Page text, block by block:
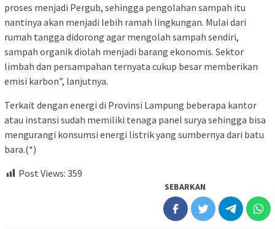
proses menjadi Pergub, sehingga pengolahan sampah itu
nantinya akan menjadi lebih ramah lingkungan. Mulai dari
rumah tangga didorong agar mengolah sampah sendiri,
sampah organik diolah menjadi barang ekonomis. Sektor
limbah dan persampahan ternyata cukup besar memberikan
emisi karbon”, lanjutnya.
Terkait dengan energi di Provinsi Lampung beberapa kantor
atau instansi sudah memiliki tenaga panel surya sehingga bisa
mengurangi konsumsi energi listrik yang sumbernya dari batu
bara.(*)
Post Views: 359
SEBARKAN